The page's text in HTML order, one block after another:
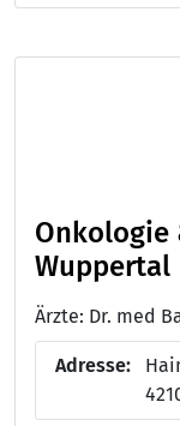
Onkologie
Wuppertal
Adresse: